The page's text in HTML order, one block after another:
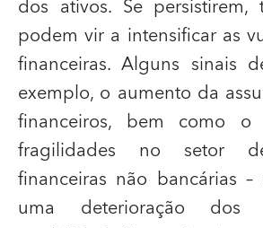
dos ativos. Se persistirem,
podem vir a intensificar as
financeiras.Alguns sinais
exemplo, o aumento da
financeiros, bem como o
fragilidades no setor
financeiras não bancárias
uma deterioração dos